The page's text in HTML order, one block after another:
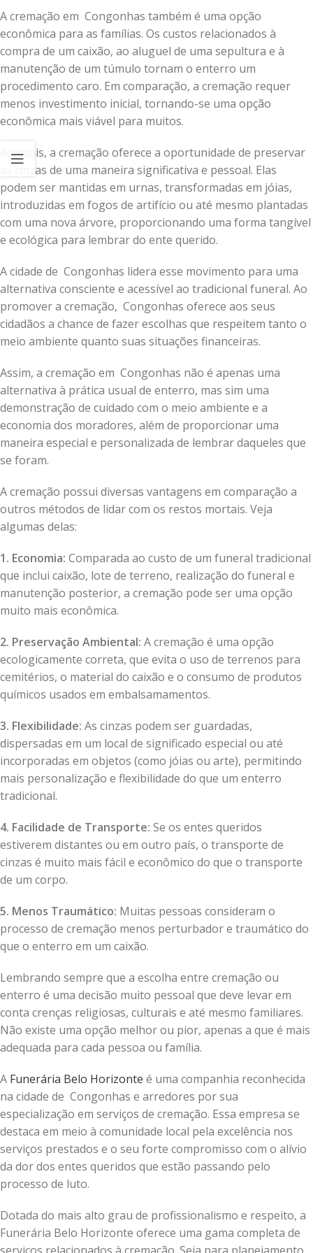
A cremação em Congonhas também é uma opção
econômica para as famílias. Os custos relacionados à
compra de um caixão, ao aluguel de uma sepultura e à
manutenção de um túmulo tornam o enterro um
procedimento caro. Em comparação, a cremação requer
menos investimento inicial, tornando-se uma opção
econômica mais viável para muitos.
Ademais, a cremação oferece a oportunidade de preservar
as cinzas de uma maneira significativa e pessoal. Elas
podem ser mantidas em urnas, transformadas em jóias,
introduzidas em fogos de artifício ou até mesmo plantadas
com uma nova árvore, proporcionando uma forma tangível
e ecológica para lembrar do ente querido.
A cidade de Congonhas lidera esse movimento para uma
alternativa consciente e acessível ao tradicional funeral. Ao
promover a cremação, Congonhas oferece aos seus
cidadãos a chance de fazer escolhas que respeitem tanto o
meio ambiente quanto suas situações financeiras.
Assim, a cremação em Congonhas não é apenas uma
alternativa à prática usual de enterro, mas sim uma
demonstração de cuidado com o meio ambiente e a
economia dos moradores, além de proporcionar uma
maneira especial e personalizada de lembrar daqueles que
se foram.
A cremação possui diversas vantagens em comparação a
outros métodos de lidar com os restos mortais. Veja
algumas delas:
1. Economia: Comparada ao custo de um funeral tradicional
que inclui caixão, lote de terreno, realização do funeral e
manutenção posterior, a cremação pode ser uma opção
muito mais econômica.
2. Preservação Ambiental: A cremação é uma opção
ecologicamente correta, que evita o uso de terrenos para
cemitérios, o material do caixão e o consumo de produtos
químicos usados em embalsamamentos.
3. Flexibilidade: As cinzas podem ser guardadas,
dispersadas em um local de significado especial ou até
incorporadas em objetos (como jóias ou arte), permitindo
mais personalização e flexibilidade do que um enterro
tradicional.
4. Facilidade de Transporte: Se os entes queridos
estiverem distantes ou em outro país, o transporte de
cinzas é muito mais fácil e econômico do que o transporte
de um corpo.
5. Menos Traumático: Muitas pessoas consideram o
processo de cremação menos perturbador e traumático do
que o enterro em um caixão.
Lembrando sempre que a escolha entre cremação ou
enterro é uma decisão muito pessoal que deve levar em
conta crenças religiosas, culturais e até mesmo familiares.
Não existe uma opção melhor ou pior, apenas a que é mais
adequada para cada pessoa ou família.
A Funerária Belo Horizonte é uma companhia reconhecida
na cidade de Congonhas e arredores por sua
especialização em serviços de cremação. Essa empresa se
destaca em meio à comunidade local pela excelência nos
serviços prestados e o seu forte compromisso com o alívio
da dor dos entes queridos que estão passando pelo
processo de luto.
Dotada do mais alto grau de profissionalismo e respeito, a
Funerária Belo Horizonte oferece uma gama completa de